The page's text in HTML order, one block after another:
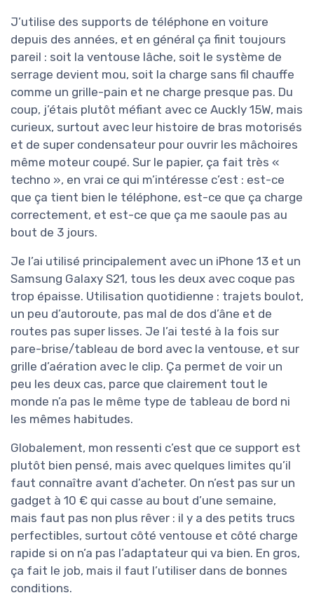
J’utilise des supports de téléphone en voiture
depuis des années, et en général ça finit toujours
pareil : soit la ventouse lâche, soit le système de
serrage devient mou, soit la charge sans fil chauffe
comme un grille-pain et ne charge presque pas. Du
coup, j’étais plutôt méfiant avec ce Auckly 15W, mais
curieux, surtout avec leur histoire de bras motorisés
et de super condensateur pour ouvrir les mâchoires
même moteur coupé. Sur le papier, ça fait très «
techno », en vrai ce qui m’intéresse c’est : est-ce
que ça tient bien le téléphone, est-ce que ça charge
correctement, et est-ce que ça me saoule pas au
bout de 3 jours.
Je l’ai utilisé principalement avec un iPhone 13 et un
Samsung Galaxy S21, tous les deux avec coque pas
trop épaisse. Utilisation quotidienne : trajets boulot,
un peu d’autoroute, pas mal de dos d’âne et de
routes pas super lisses. Je l’ai testé à la fois sur
pare-brise/tableau de bord avec la ventouse, et sur
grille d’aération avec le clip. Ça permet de voir un
peu les deux cas, parce que clairement tout le
monde n’a pas le même type de tableau de bord ni
les mêmes habitudes.
Globalement, mon ressenti c’est que ce support est
plutôt bien pensé, mais avec quelques limites qu’il
faut connaître avant d’acheter. On n’est pas sur un
gadget à 10 € qui casse au bout d’une semaine,
mais faut pas non plus rêver : il y a des petits trucs
perfectibles, surtout côté ventouse et côté charge
rapide si on n’a pas l’adaptateur qui va bien. En gros,
ça fait le job, mais il faut l’utiliser dans de bonnes
conditions.